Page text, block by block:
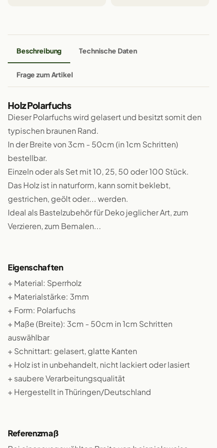
Beschreibung Technische Daten
Frage zum Artikel
Holz Polarfuchs
Dieser Polarfuchs wird gelasert und besitzt somit den
typischen braunen Rand.
In der Breite von 3cm - 50cm (in 1cm Schritten)
bestellbar.
Einzeln oder als Set mit 10, 25, 50 oder 100 Stück.
Das Holz ist in naturform, kann somit beklebt,
gestrichen, geölt oder... werden.
Ideal als Bastelzubehör für Deko jeglicher Art, zum
Verzieren, zum Bemalen...
Eigenschaften
+ Material: Sperrholz
+ Materialstärke: 3mm
+ Form: Polarfuchs
+ Maße (Breite): 3cm - 50cm in 1cm Schritten
auswählbar
+ Schnittart: gelasert, glatte Kanten
+ Holz ist in unbehandelt, nicht lackiert oder lasiert
+ saubere Verarbeitungsqualität
+ Hergestellt in Thüringen/Deutschland
Referenzmaß